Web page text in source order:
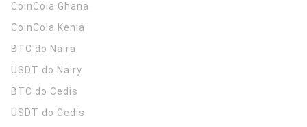
CoinCola Ghana
CoinCola Kenia
BTC do Naira
USDT do Nairy
BTC do Cedis
USDT do Cedis